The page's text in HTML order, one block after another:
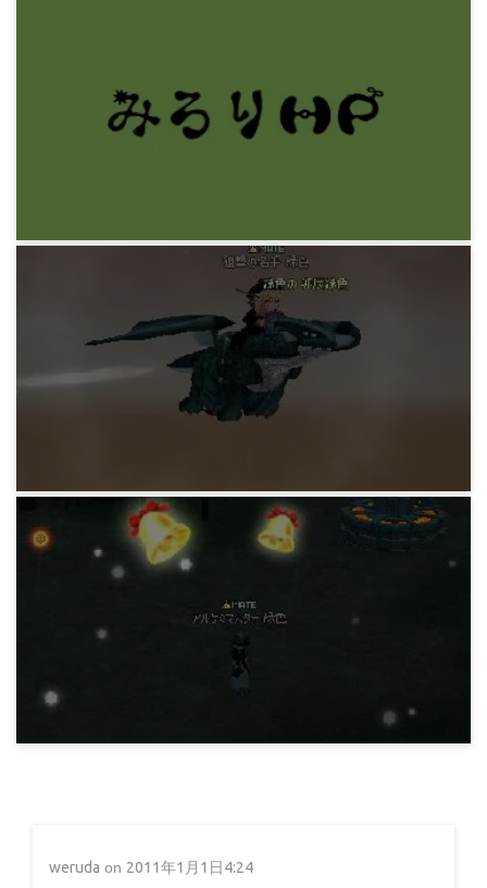
硬くて脆い防御ロック
MABIDIARY
コンボカードの修正
MABIDIARY
ドラゴン買ってパネェフレイマーでレベリング
する日記
2010年のネクポ総観(L)
weruda on 2011年1月1日4:24